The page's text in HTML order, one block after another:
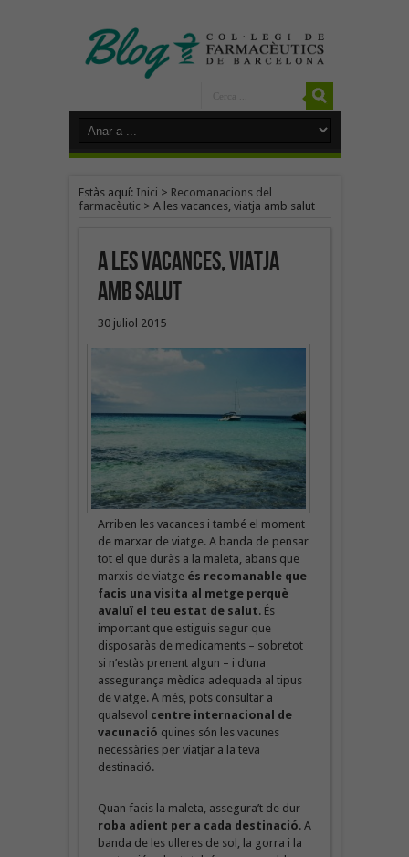
Estàs aquí: Inici > Recomanacions del
farmacèutic > A les vacances, viatja amb salut
A les vacances, viatja
amb salut
30 juliol 2015
Arriben les vacances i també el moment
de marxar de viatge. A banda de pensar
tot el que duràs a la maleta, abans que
marxis de viatgeés recomanable que
facis una visita al metge perquè
avaluï el teu estat de salut. És
important que estiguis segur que
disposaràs de medicaments – sobretot
si n’estàs prenent algun – i d’una
assegurança mèdica adequada al tipus
de viatge. A més, pots consultar a
qualsevol centre internacional de
vacunació quines són les vacunes
necessàries per viatjar a la teva
destinació.
Quan facis la maleta, assegura’t de dur
roba adient per a cada destinació. A
banda de les ulleres de sol, la gorra i la